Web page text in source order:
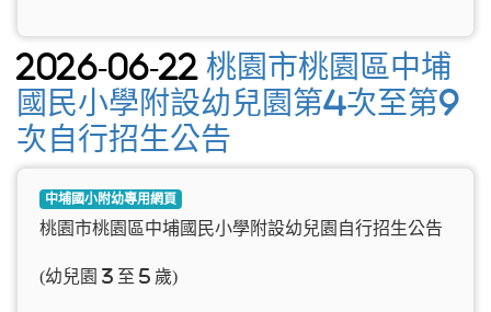
2026-06-22 桃園市桃園區中埔
國民小學附設幼兒園第4次至第9
次自行招生公告
中埔國小附幼專用網頁
桃園市桃園區中埔國民小學附設幼兒園自行招生公告
(幼兒園 3 至 5 歲)